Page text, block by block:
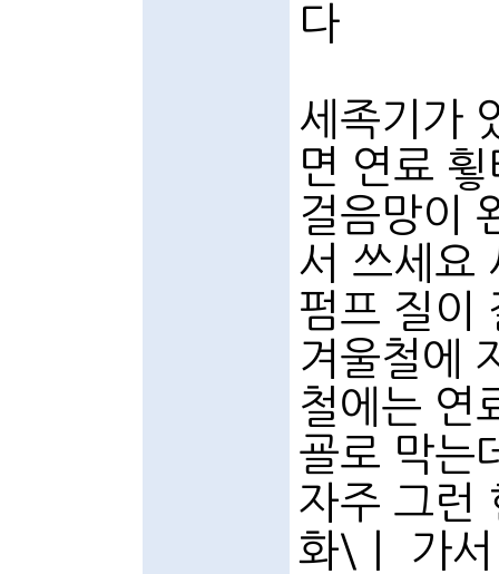
다
세족기가
면 연료
걸음망이
서 쓰세요
펌프 질이
겨울철에
철에는 연
굘로 막는
자주 그런
화\ㅣ 가